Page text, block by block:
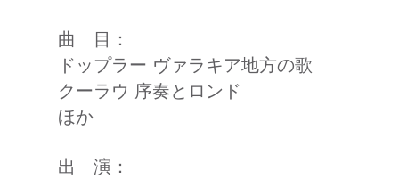
曲 目：
ドップラー ヴァラキア地方の歌
クーラウ 序奏とロンド
ほか
出 演：